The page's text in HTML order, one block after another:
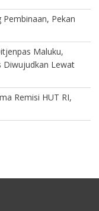
Pembinaan, Pekan
Maluku,
Diwujudkan Lewat
Remisi HUT RI,